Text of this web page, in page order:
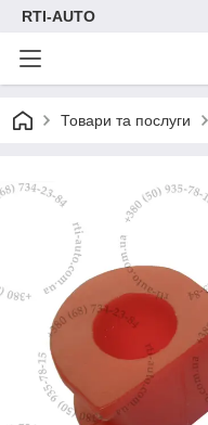
RTI-AUTO
Товари та послуги